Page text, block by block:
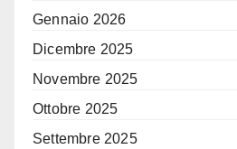
Gennaio 2026
Dicembre 2025
Novembre 2025
Ottobre 2025
Settembre 2025